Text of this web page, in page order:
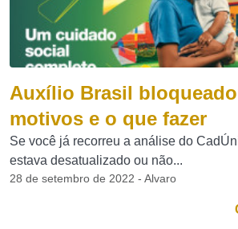
Auxílio Brasil
motivos e o que fazer
Se você já recorreu a análise do
estava desatualizado ou não...
28 de setembro de 2022 - Alvaro